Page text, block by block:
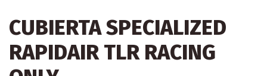
CUBIERTA SPECIALIZED
RAPIDAIR TLR RACING